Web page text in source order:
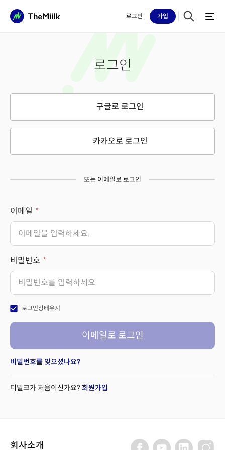
로그인 가입
로그인
구글로 로그인
카카오로 로그인
또는 이메일로 로그인
이메일
비밀번호
check_box 로그인상태유지
이메일로 로그인
비밀번호를 잊으셨나요?
더밀크가 처음이신가요? 회원가입
회사소개